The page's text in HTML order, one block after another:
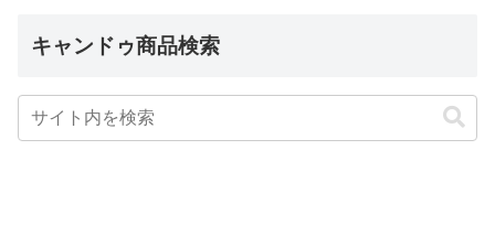
キャンドゥ商品検索